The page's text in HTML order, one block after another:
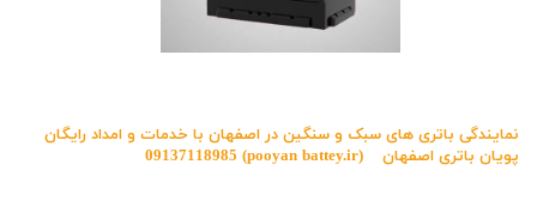
نمایندگی باتری های سبک و سنگین در اصفهان با خدمات و امداد رایگان
پویان باتری اصفهان
(pooyan battey.ir)
09137118985